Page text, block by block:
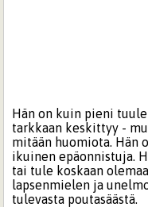
Hän on kuin pieni
tarkkaan keskittyy -
mitään huomiota. Hän
ikuinen epäonnistuja.
tai tule koskaan
lapsenmielen ja
tulevasta poutasäästä.